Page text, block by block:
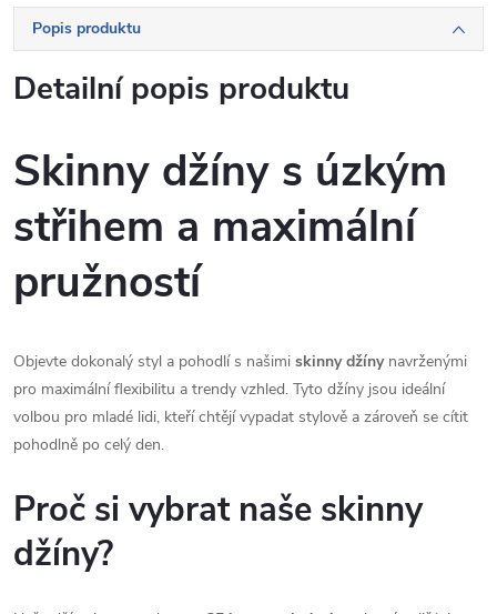
Popis produktu
Detailní popis produktu
Skinny džíny s úzkým
střihem a maximální
pružností
Objevte dokonalý styl a pohodlí s našimi skinny džínynavrženými
pro maximální flexibilitu a trendy vzhled. Tyto džíny jsou ideální
volbou pro mladé lidi, kteří chtějí vypadat stylově a zároveň se cítit
pohodlně po celý den.
Proč si vybrat naše skinny
džíny?